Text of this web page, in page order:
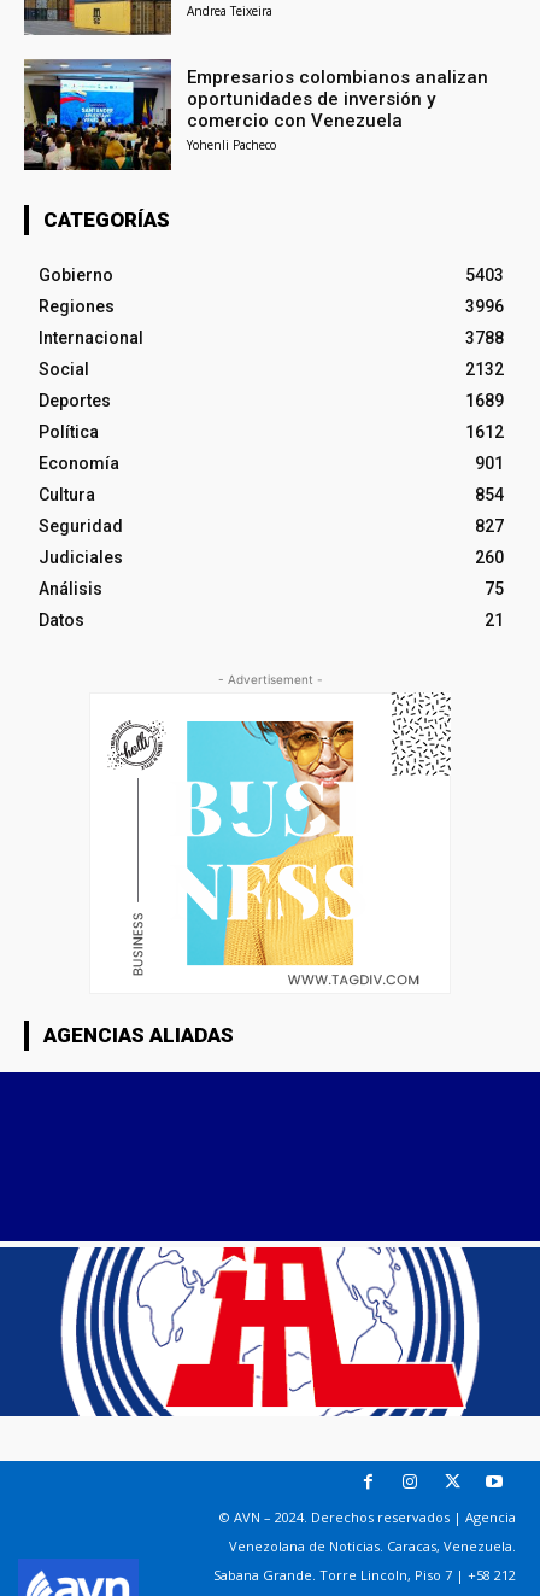
Andrea Teixeira
Empresarios colombianos analizan
oportunidades de inversión y
comercio con Venezuela
Yohenli Pacheco
CATEGORÍAS
Gobierno
5403
Regiones
3996
Internacional
3788
Social
2132
Deportes
1689
Política
1612
Economía
901
Cultura
854
Seguridad
827
Judiciales
260
Análisis
75
Datos
21
- Advertisement -
AGENCIAS ALIADAS
© AVN – 2024. Derechos reservados | Agencia
Venezolana de Noticias. Caracas, Venezuela.
Sabana Grande. Torre Lincoln, Piso 7 | +58 212